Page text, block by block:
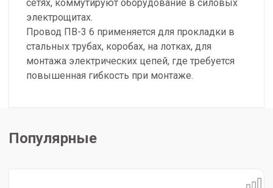
сетях, коммутируют оборудование в силовых
электрощитах.
Провод ПВ-3 6 применяется для прокладки в
стальных трубах, коробах, на лотках, для
монтажа электрических цепей, где требуется
повышенная гибкость при монтаже.
Популярные